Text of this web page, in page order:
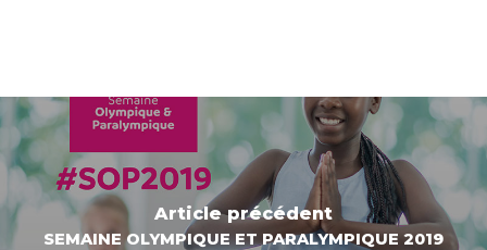
Article précédent
SEMAINE OLYMPIQUE ET PARALYMPIQUE 2019